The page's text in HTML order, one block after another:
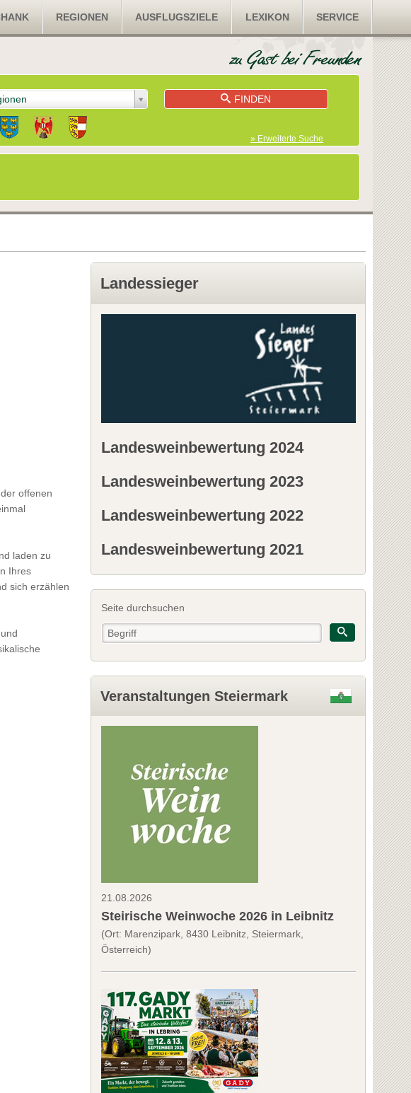
REGIONEN AUSFLUGSZIELE LEXIKON SERVICE
FINDEN
» Erweiterte Suche
offenen
laden zu
Ihres
sich erzählen
Landessieger
Landesweinbewertung 2024
Landesweinbewertung 2023
Landesweinbewertung 2022
Landesweinbewertung 2021
Seite durchsuchen
Veranstaltungen Steiermark
21.08.2026
Steirische Weinwoche 2026 in Leibnitz
(Ort: Marenzipark, 8430 Leibnitz, Steiermark,
Österreich)